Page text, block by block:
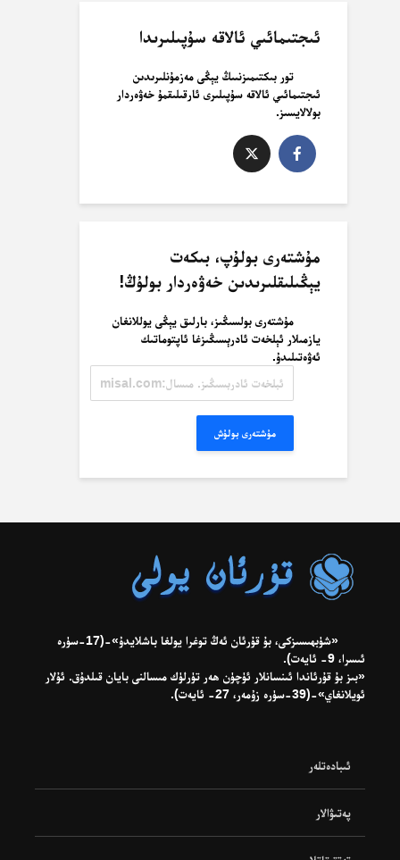
ئىجتىمائىي ئالاقە سۇپىلىرىدا
تور بىكتىمىزنىىڭ يېڭى مەزمۇنلىرىدىن
ئىجتىمائىي ئالاقە سۇپىلىرى ئارقىلىقمۇ خەۋەردار
بولالايسىز.
مۇشتەرى بولۇپ، بىكەت
يېڭىلىقلىرىدىن خەۋەردار بولۇڭ!
مۇشتەرى بولسىڭىز، بارلىق يېڭى يوللانغان
يازمىلار ئېلخەت ئادرېسىڭىزغا ئاپتوماتىك
ئەۋەتىلىدۇ.
ئادرېسىڭىز.
مۇشتەرى بولۇش
«شۈبھىسىزكى، بۇ قۇرئان ئەڭ توغرا يولغا باشلايدۇ»-(17-سۈرە
ئىسرا، 9- ئايەت).
«بىز بۇ قۇرئاندا ئىنسانلار ئۈچۈن ھەر تۈرلۈك مىسالنى بايان قىلدۇق. ئۇلار
ئويلانغاي»-(39-سۈرە زۇمەر، 27- ئايەت).
ئىبادەتلەر
پەتىۋالار